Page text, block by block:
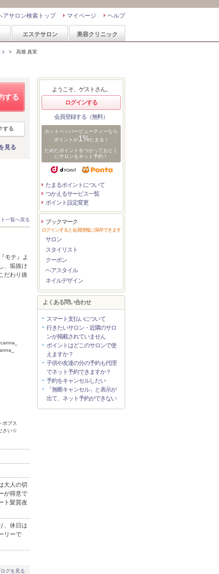
ヘルプ
マイページ
アサロン検索トップ
エステサロン 美容クリニック
> 高畑 真実
する
する
見る
一覧へ戻る
モテ』よ
、垢抜け
だわり抜
ボブス
さい☆
大人の切
が得意で
ト髪質改
、休日は
リーで
グを見る
ようこそ、ゲストさん。
ログインする
会員登録する（無料）
ホットペッパービューティーなら
ポイントが1%たまる！
ためたポイントをつかっておとく
にサロンをネット予約！
たまるポイントについて
つかえるサービス一覧
ポイント設定変更
ブックマーク
ログインすると会員情報に保存できます
サロン
スタイリスト
クーポン
ヘアスタイル
ネイルデザイン
よくある問い合わせ
スマート支払いについて
行きたいサロン・近隣のサロ
ンが掲載されていません
ポイントはどこのサロンで使
えますか？
子供や友達の分の予約も代理
でネット予約できますか？
予約をキャンセルしたい
「無断キャンセル」と表示が
出て、ネット予約ができない